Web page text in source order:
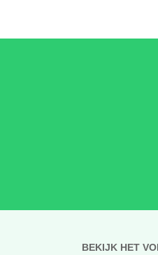
BEKIJK HET